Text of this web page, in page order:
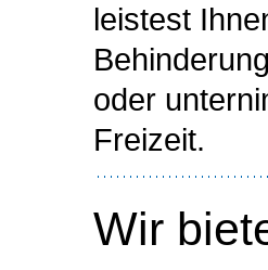
leistest
oder
Freizeit.
Wir